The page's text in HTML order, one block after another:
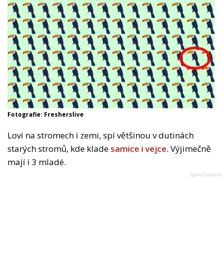
Fotografie: Fresherslive
Loví na stromech i zemi, spí většinou v dutinách
starých stromů, kde klade samice i vejce. Výjimečně
mají i 3 mladé.